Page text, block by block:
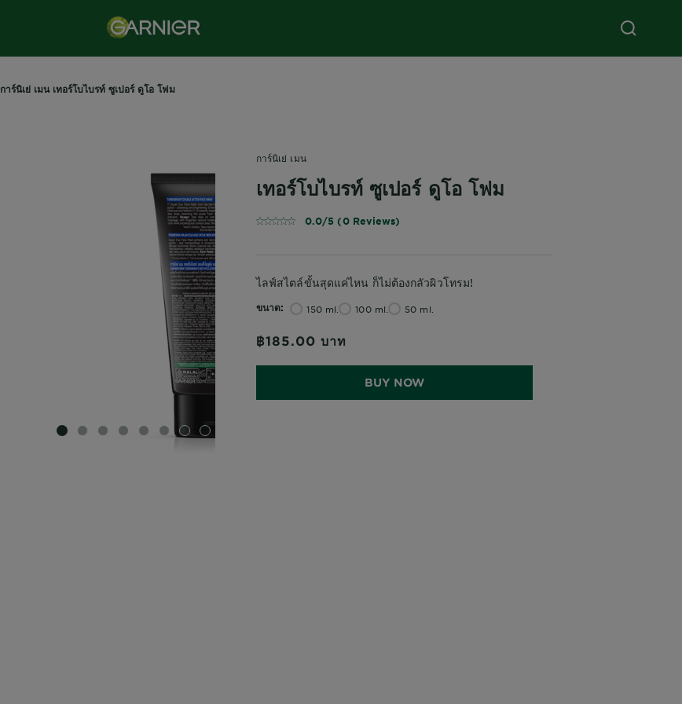
การ์นิเย่ เมน เทอร์โบไบรท์ ซูเปอร์ ดูโอ โฟม
SLIDE 1SLIDE 2
SLIDE 3
SLIDE 4
SLIDE 5
SLIDE 6
SLIDE 7SLIDE 8
การ์นิเย่ เมน
เทอร์โบไบรท์ ซูเปอร์ ดูโอ โฟม
0.0/5 (0 Reviews)
ไลฟ์สไตล์ขั้นสุดแค่ไหน ก็ไม่ต้องกลัวผิวโทรม!
ขนาด 150 ml. 100 ml. 50 ml.
฿185.00 บาท
BUY NOW